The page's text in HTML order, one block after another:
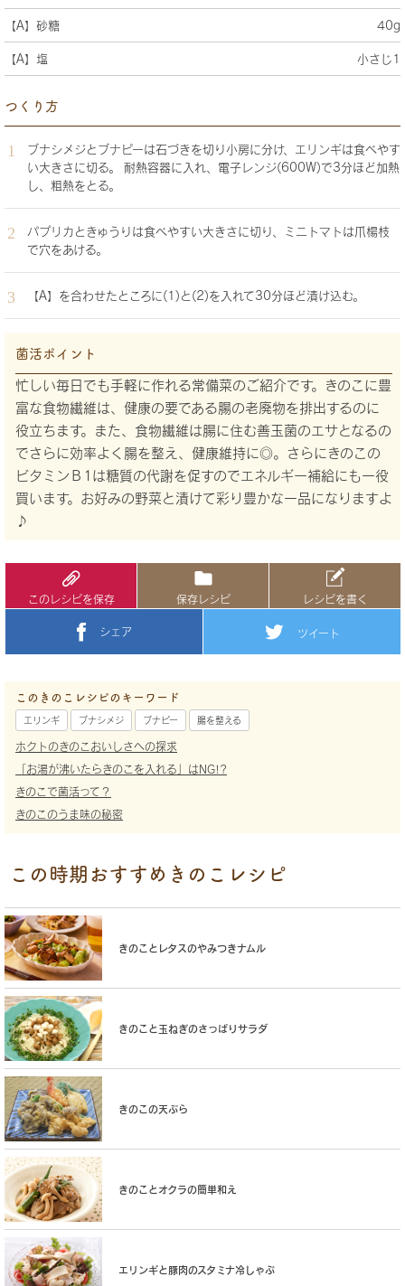
【A】砂糖 40g
【A】塩 小さじ1
つくり方
ブナシメジとブナピーは石づきを切り小房に分け、エリンギは食べやす
い大きさに切る。 耐熱容器に入れ、電子レンジ(600W)で3分ほど加熱
し、粗熱をとる。
パプリカときゅうりは食べやすい大きさに切り、ミニトマトは爪楊枝
で穴をあける。
【A】を合わせたところに(1)と(2)を入れて30分ほど漬け込む。
菌活ポイント
忙しい毎日でも手軽に作れる常備菜のご紹介です。きのこに豊
富な食物繊維は、健康の要である腸の老廃物を排出するのに
役立ちます。また、食物繊維は腸に住む善玉菌のエサとなるの
でさらに効率よく腸を整え、健康維持に◎。さらにきのこの
ビタミンＢ1は糖質の代謝を促すのでエネルギー補給にも一役
買います。お好みの野菜と漬けて彩り豊かな一品になりますよ
♪
このレシピを保存 保存レシピ レシピを書く
シェア ツイート
このきのこレシピのキーワード
エリンギ ブナシメジ ブナピー 腸を整える
ホクトのきのこおいしさへの探求
「お湯が沸いたらきのこを入れる」はNG!?
きのこで菌活って？
きのこのうま味の秘密
この時期おすすめきのこレシピ
きのことレタスのやみつきナムル
きのこと玉ねぎのさっぱりサラダ
きのこの天ぷら
きのことオクラの簡単和え
エリンギと豚肉のスタミナ冷しゃぶ